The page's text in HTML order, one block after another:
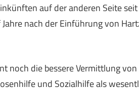
auf der anderen Seite
nach der Einführung von
noch die bessere Vermittlung
und Sozialhilfe als